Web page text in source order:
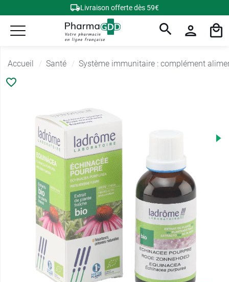
Livraison offerte dès 59€
Accueil Santé Système immunitaire : complément